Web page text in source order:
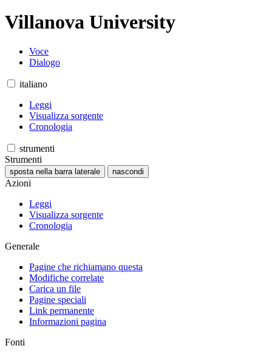
Villanova University
Voce
Dialogo
italiano
Leggi
Visualizza sorgente
Cronologia
strumenti
Strumenti
sposta nella barra laterale nascondi
Azioni
Leggi
Visualizza sorgente
Cronologia
Generale
Pagine che richiamano questa
Modifiche correlate
Carica un file
Pagine speciali
Link permanente
Informazioni pagina
Fonti